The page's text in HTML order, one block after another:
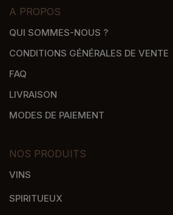
A PROPOS
QUI SOMMES-NOUS ?
CONDITIONS GÉNÉRALES DE VENTE
FAQ
LIVRAISON
MODES DE PAIEMENT
NOS PRODUITS
VINS
SPIRITUEUX